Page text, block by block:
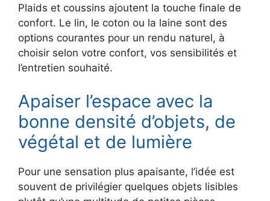
Plaids et coussins ajoutent la touche finale de
confort. Le lin, le coton ou la laine sont des
options courantes pour un rendu naturel, à
choisir selon votre confort, vos sensibilités et
l’entretien souhaité.
Apaiser l’espace avec la
bonne densité d’objets, de
végétal et de lumière
Pour une sensation plus apaisante, l’idée est
souvent de privilégier quelques objets lisibles